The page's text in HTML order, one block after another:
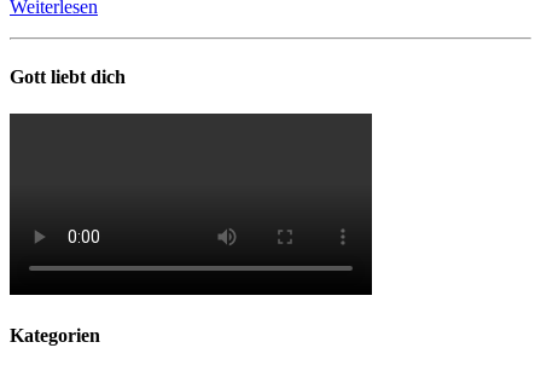
Weiterlesen
Gott liebt dich
Kategorien